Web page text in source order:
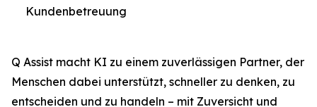
Kundenbetreuung
Q Assist macht KI zu einem zuverlässigen Partner, der
Menschen dabei unterstützt, schneller zu denken, zu
entscheiden und zu handeln – mit Zuversicht und